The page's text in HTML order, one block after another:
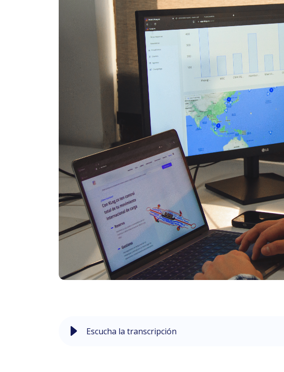
Escucha la transcripción